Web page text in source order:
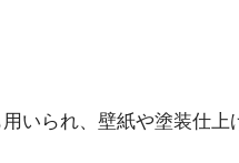
いられ、壁紙や塗装仕上